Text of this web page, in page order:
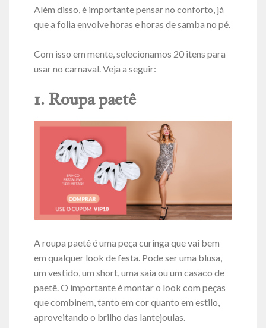
Além disso, é importante pensar no conforto, já
que a folia envolve horas e horas de samba no pé.
Com isso em mente, selecionamos 20 itens para
usar no carnaval. Veja a seguir:
1. Roupa paetê
A roupa paetê é uma peça curinga que vai bem
em qualquer look de festa. Pode ser uma blusa,
um vestido, um short, uma saia ou um casaco de
paetê. O importante é montar o look com peças
que combinem, tanto em cor quanto em estilo,
aproveitando o brilho das lantejoulas.